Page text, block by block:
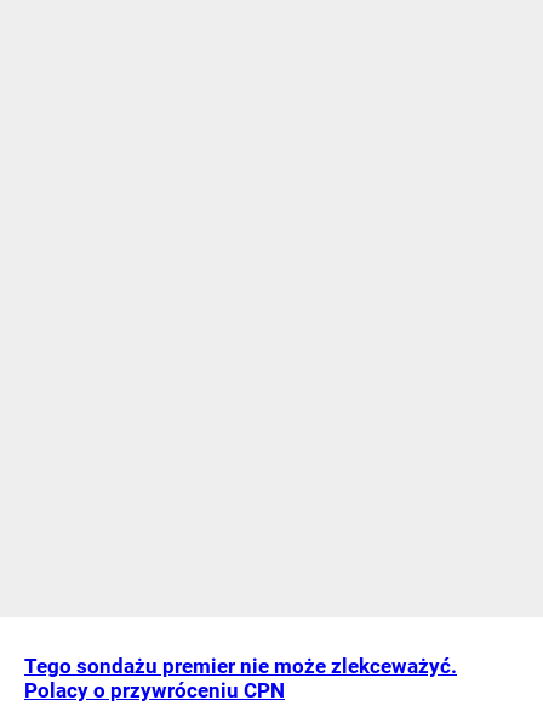
Tego sondażu premier nie może zlekceważyć.
Polacy o przywróceniu CPN